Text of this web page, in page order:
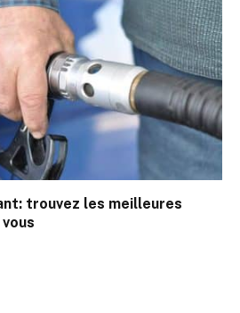
trouvez les meilleures